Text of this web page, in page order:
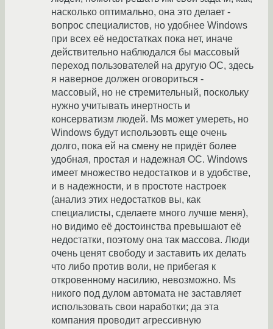
насколько оптимально, она это делает -
вопрос специалистов, но удобнее Windows
при всех её недостатках пока нет, иначе
действительно наблюдался бы массовый
переход пользователей на другую ОС, здесь
я наверное должен оговориться -
массовый, но не стремительный, поскольку
нужно учитывать инертность и
консерватизм людей. Ms может умереть, но
Windows будут использовть еще очень
долго, пока ей на смену не придёт более
удобная, простая и надежная ОС. Windows
имеет множество недостатков и в удобстве,
и в надежности, и в простоте настроек
(анализ этих недостатков вы, как
специалисты, сделаете много лучше меня),
но видимо её достоинства превышают её
недостатки, поэтому она так массова. Люди
очень ценят свободу и заставить их делать
что либо против воли, не прибегая к
откровенному насилию, невозможно. Ms
никого под дулом автомата не заставляет
использовать свои наработки; да эта
компания проводит агрессивную